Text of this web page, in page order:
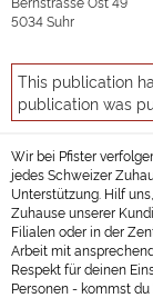
5034Suhr
This publication
publication was
Wir bei Pfister
jedes Schweizer
Unterstützung. Hilf
Zuhause unserer
Filialen oder in der
Arbeit mit
Respekt für deinen
Personen - kommst